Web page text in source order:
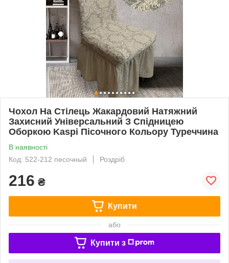
Чохол На Стілець Жакардовий Натяжний
Захисний Універсальний З Спідницею
Оборкою Kaspi Пiсочного Кольору Туреччина
В наявності
Код: 522-212 песочный
Роздріб
216 ₴
Купити
або
Купити з